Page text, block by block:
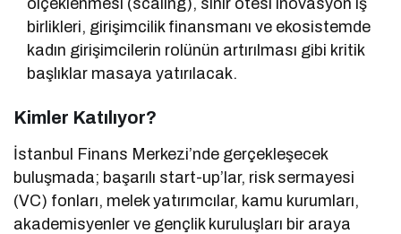
birlikleri, girişimcilik finansmanı ve ekosistemde
kadın girişimcilerin rolünün artırılması gibi kritik
başlıklar masaya yatırılacak.
Kimler Katılıyor?
İstanbul Finans Merkezi’nde gerçekleşecek
buluşmada; başarılı start-up’lar, risk sermayesi
(VC) fonları, melek yatırımcılar, kamu kurumları,
akademisyenler ve gençlik kuruluşları bir araya